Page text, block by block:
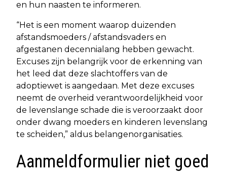
en hun naasten te informeren.
“Het is een moment waarop duizenden
afstandsmoeders / afstandsvaders en
afgestanen decennialang hebben gewacht.
Excuses zijn belangrijk voor de erkenning van
het leed dat deze slachtoffers van de
adoptiewet is aangedaan. Met deze excuses
neemt de overheid verantwoordelijkheid voor
de levenslange schade die is veroorzaakt door
onder dwang moeders en kinderen levenslang
te scheiden,” aldus belangenorganisaties.
Aanmeldformulier niet goed